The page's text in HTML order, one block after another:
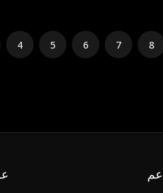
4 5 6 7 8